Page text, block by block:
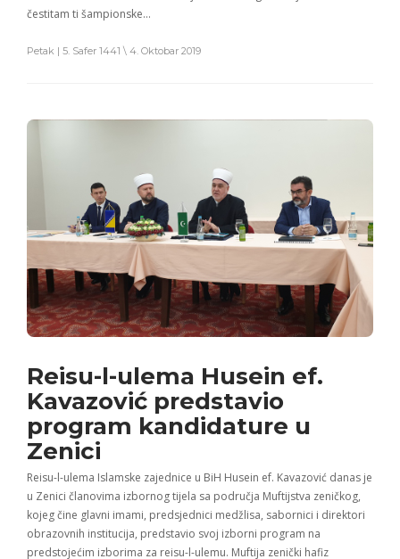
čestitam ti šampionske…
Petak | 5. Safer 1441 \ 4. Oktobar 2019
Reisu-l-ulema Husein ef.
Kavazović predstavio
program kandidature u
Zenici
Reisu-l-ulema Islamske zajednice u BiH Husein ef. Kavazović danas je
u Zenici članovima izbornog tijela sa područja Muftijstva zeničkog,
kojeg čine glavni imami, predsjednici medžlisa, sabornici i direktori
obrazovnih institucija, predstavio svoj izborni program na
predstojećim izborima za reisu-l-ulemu. Muftija zenički hafiz